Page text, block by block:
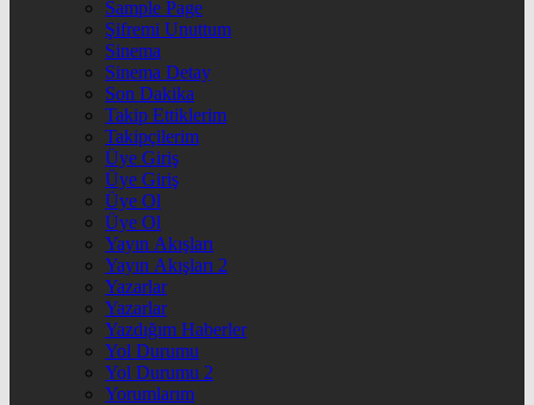
Sample Page
Şifremi Unuttum
Sinema
Sinema Detay
Son Dakika
Takip Ettiklerim
Takipçilerim
Üye Giriş
Üye Giriş
Üye Ol
Üye Ol
Yayın Akışları
Yayın Akışları 2
Yazarlar
Yazarlar
Yazdığım Haberler
Yol Durumu
Yol Durumu 2
Yorumlarım